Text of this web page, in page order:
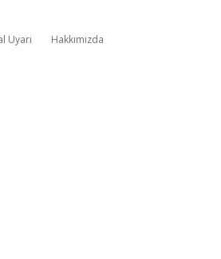
Uyarı Hakkımızda